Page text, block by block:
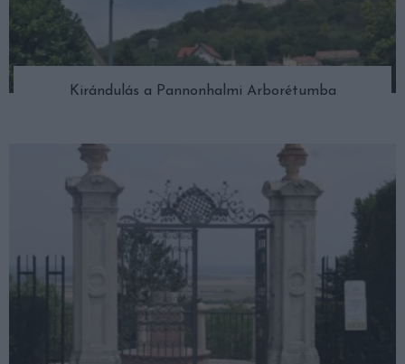
Kirándulás a Pannonhalmi Arborétumba